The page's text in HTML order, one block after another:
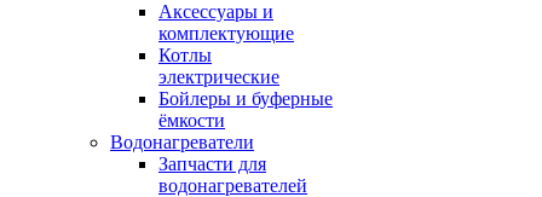
Аксессуары и
комплектующие
Котлы
электрические
Бойлеры и буферные
ёмкости
Водонагреватели
Запчасти для
водонагревателей